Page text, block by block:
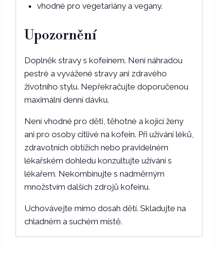
vhodné pro vegetariány a vegany.
Upozornění
Doplněk stravy s kofeinem. Není náhradou
pestré a vyvážené stravy ani zdravého
životního stylu. Nepřekračujte doporučenou
maximální denní dávku.
Není vhodné pro děti, těhotné a kojící ženy
ani pro osoby citlivé na kofein. Při užívání léků,
zdravotních obtížích nebo pravidelném
lékařském dohledu konzultujte užívání s
lékařem. Nekombinujte s nadměrným
množstvím dalších zdrojů kofeinu.
Uchovávejte mimo dosah dětí. Skladujte na
chladném a suchém místě.